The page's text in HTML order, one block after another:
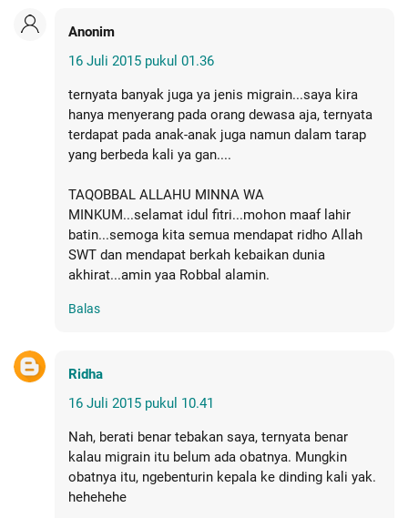
Anonim
16 Juli 2015 pukul 01.36
ternyata banyak juga ya jenis migrain...saya kira
hanya menyerang pada orang dewasa aja, ternyata
terdapat pada anak-anak juga namun dalam tarap
yang berbeda kali ya gan....
TAQOBBAL ALLAHU MINNA WA
MINKUM...selamat idul fitri...mohon maaf lahir
batin...semoga kita semua mendapat ridho Allah
SWT dan mendapat berkah kebaikan dunia
akhirat...amin yaa Robbal alamin.
Balas
Ridha
16 Juli 2015 pukul 10.41
Nah, berati benar tebakan saya, ternyata benar
kalau migrain itu belum ada obatnya. Mungkin
obatnya itu, ngebenturin kepala ke dinding kali yak.
hehehehe